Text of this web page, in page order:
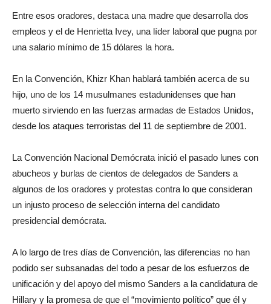
Entre esos oradores, destaca una madre que desarrolla dos
empleos y el de Henrietta Ivey, una líder laboral que pugna por
una salario mínimo de 15 dólares la hora.
En la Convención, Khizr Khan hablará también acerca de su
hijo, uno de los 14 musulmanes estadunidenses que han
muerto sirviendo en las fuerzas armadas de Estados Unidos,
desde los ataques terroristas del 11 de septiembre de 2001.
La Convención Nacional Demócrata inició el pasado lunes con
abucheos y burlas de cientos de delegados de Sanders a
algunos de los oradores y protestas contra lo que consideran
un injusto proceso de selección interna del candidato
presidencial demócrata.
A lo largo de tres días de Convención, las diferencias no han
podido ser subsanadas del todo a pesar de los esfuerzos de
unificación y del apoyo del mismo Sanders a la candidatura de
Hillary y la promesa de que el “movimiento político” que él y